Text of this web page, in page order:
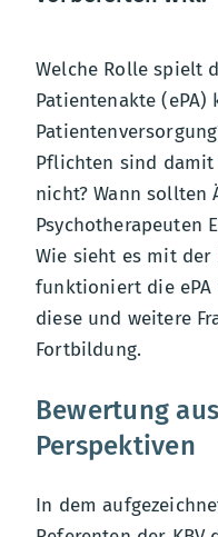
Welche Rolle spielt
Patientenakte
Pflichten sind
nicht? Wann sollten
Psychotherapeuten
Wie sieht es mit
funktioniert die ePA
diese und weitere
Fortbildung.
Bewertung
Perspektiven
In dem